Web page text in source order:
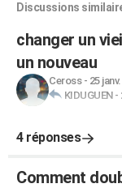
Discussions
changer un
un nouveau
Ceross- 25
KIDUGUEN-
4 réponses
Comment